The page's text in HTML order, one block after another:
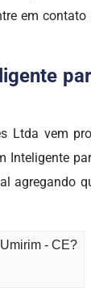
em
Ltda vem
agregando
- CE?